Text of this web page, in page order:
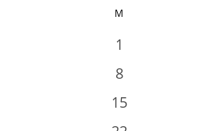
Kalender
Veranstaltungen
M
0
Veranstaltungen
1
0
Veranstaltungen
8
0
Veranstaltungen
15